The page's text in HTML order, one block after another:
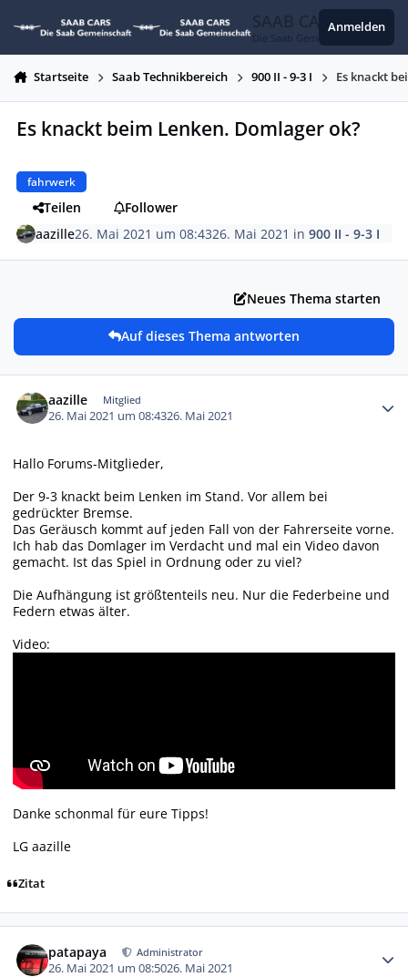
SAAB CARS
Die Saab Gemeinschaft
Anmelden
Startseite Saab Technikbereich 900 II - 9-3 I Es knackt
Es knackt beim Lenken. Domlager ok?
fahrwerk
Teilen
Follower
aazille26. Mai 2021 um 08:4326. Mai 2021 in900 II - 9-3 I
Neues Thema starten
Auf dieses Thema antworten
aazille Mitglied
26. Mai 2021 um 08:4326. Mai 2021
Hallo Forums-Mitglieder,
Der 9-3 knackt beim Lenken im Stand. Vor allem bei
gedrückter Bremse.
Das Geräusch kommt auf jeden Fall von der Fahrerseite vorne.
Ich hab das Domlager im Verdacht und mal ein Video davon
gemacht. Ist das Spiel in Ordnung oder zu viel?
Die Aufhängung ist größtenteils neu. Nur die Federbeine und
Federn etwas älter.
Video:
Danke schonmal für eure Tipps!
LG aazille
Zitat
patapaya Administrator
26. Mai 2021 um 08:5026. Mai 2021